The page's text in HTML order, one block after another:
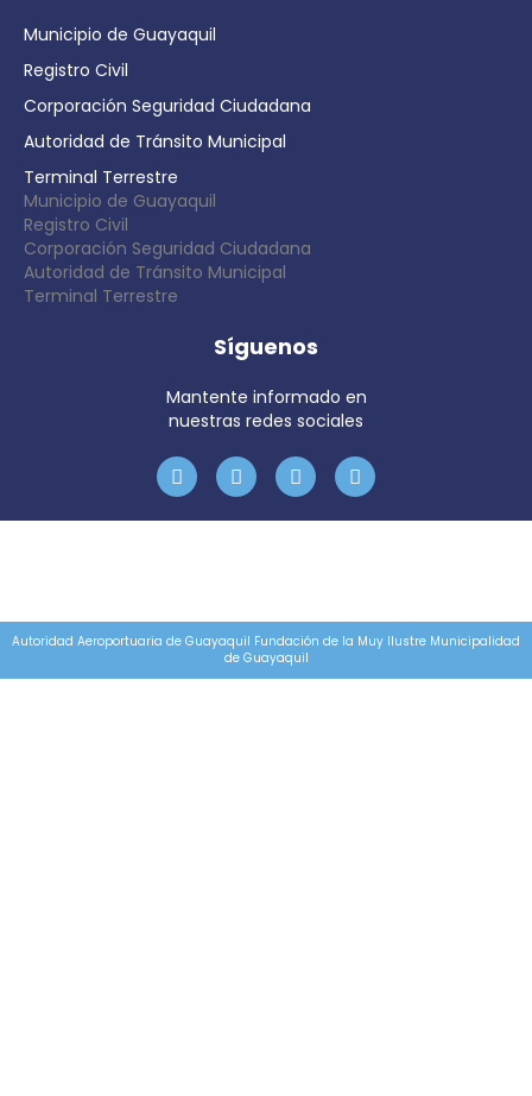
Municipio de Guayaquil
Registro Civil
Corporación Seguridad Ciudadana
Autoridad de Tránsito Municipal
Terminal Terrestre
Municipio de Guayaquil
Registro Civil
Corporación Seguridad Ciudadana
Autoridad de Tránsito Municipal
Terminal Terrestre
Síguenos
Mantente informado en
nuestras redes sociales
Autoridad Aeroportuaria de Guayaquil Fundación de la Muy Ilustre Municipalidad
de Guayaquil